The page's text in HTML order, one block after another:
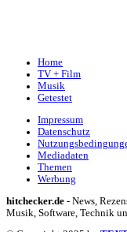
Home
TV + Film
Musik
Getestet
Impressum
Datenschutz
Mediadaten
Themen
Werbung
hitchecker.de - News,
Musik, Software, Technik